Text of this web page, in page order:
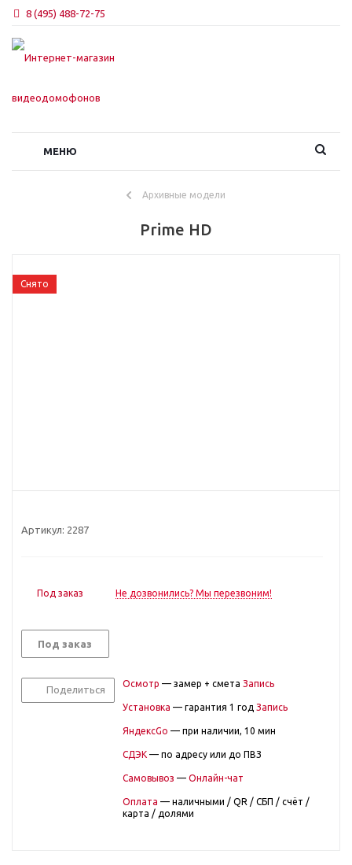
8 (495) 488-72-75
МЕНЮ
Архивные модели
Prime HD
Снято
Артикул: 2287
Под заказ Не дозвонились? Мы перезвоним!
Под заказ
Поделиться
Осмотр — замер + смета Запись
Установка — гарантия 1 год Запись
ЯндексGo — при наличии, 10 мин
СДЭК — по адресу или до ПВЗ
Самовывоз — Онлайн-чат
Оплата — наличными / QR / СБП / счёт /
карта / долями